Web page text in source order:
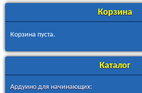
Корзина
Корзина пуста.
Каталог
Ардуино для начинающих: